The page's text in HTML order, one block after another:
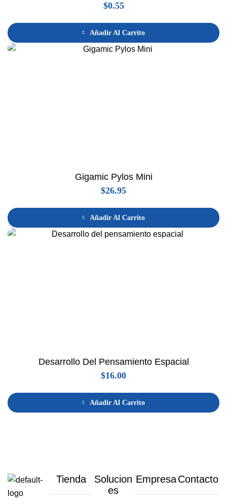
$0.55
Añadir Al Carrito
Gigamic Pylos Mini
$26.95
Añadir Al Carrito
Desarrollo Del Pensamiento Espacial
$16.00
Añadir Al Carrito
Tienda
Solucion
es
Empresa Contacto